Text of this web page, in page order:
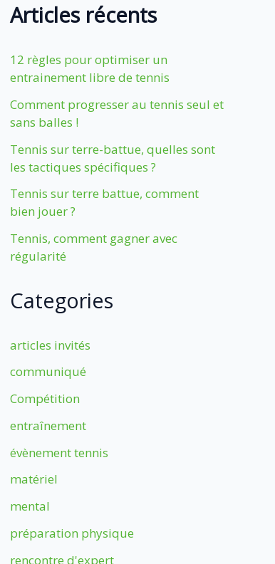
Articles récents
12 règles pour optimiser un
entrainement libre de tennis
Comment progresser au tennis seul et
sans balles !
Tennis sur terre-battue, quelles sont
les tactiques spécifiques ?
Tennis sur terre battue, comment
bien jouer ?
Tennis, comment gagner avec
régularité
Categories
articles invités
communiqué
Compétition
entraînement
évènement tennis
matériel
mental
préparation physique
rencontre d'expert